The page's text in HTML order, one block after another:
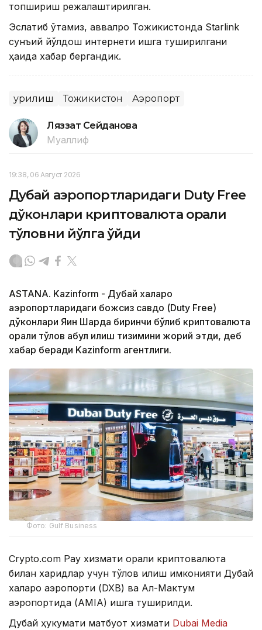
топшириш режалаштирилган.
Эслатиб ўтамиз, аввалроқ Тожикистонда Starlink
сунъий йўлдош интернети ишга туширилгани
ҳақида хабар бергандик.
Қурилиш Тожикистон Аэропорт
Ляззат Сейданова
Муаллиф
19:38, 06 Август 2026
Дубай аэропортларидаги Duty Free
дўконлари криптовалюта орқали
тўловни йўлга қўйди
ASTANA. Kazinform - Дубай халқаро
аэропортларидаги божсиз савдо (Duty Free)
дўконлари Яқин Шарқда биринчи бўлиб криптовалюта
орқали тўлов қабул қилиш тизимини жорий этди, деб
хабар беради Kazinform агентлиги.
Фото: Gulf Business
Crypto.com Pay хизмати орқали криптовалюта
билан харидлар учун тўлов қилиш имконияти Дубай
халқаро аэропорти (DXB) ва Ал-Мактум
аэропортида (AMIA) ишга туширилди.
Дубай ҳукумати матбуот хизмати Dubai Media